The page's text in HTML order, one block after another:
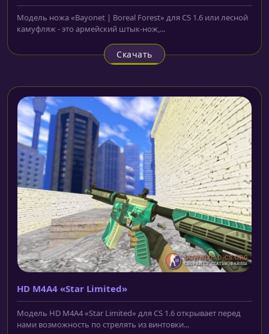
Модель ножа «Bayonet | Boreal Forest» для CS 1.6 или лесной
камуфляж - это армейский штык-нож,...
Скачать
HD M4A4 «Star Limited»
Модель HD M4A4 «Star Limited» для CS 1.6 открывает перед
нами возможность по стрелять из винтовки...